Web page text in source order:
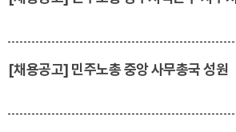
[채용공고] 민주노총 중앙 사무총국 성원